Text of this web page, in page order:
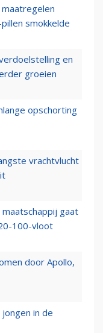
smokkelde
en
groeien
opschorting
vrachtvlucht
maatschappij gaat
100-vloot
door Apollo,
in de